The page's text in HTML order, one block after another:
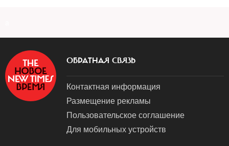
ОБРАТНАЯ СВЯЗЬ
Контактная информация
Размещение рекламы
Пользовательское соглашение
Для мобильных устройств